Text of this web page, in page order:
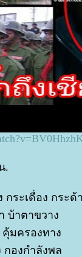
.
กระเดื่อง กระด้
บ้าตาขวาง
มครองทาง
กองกำลังพล